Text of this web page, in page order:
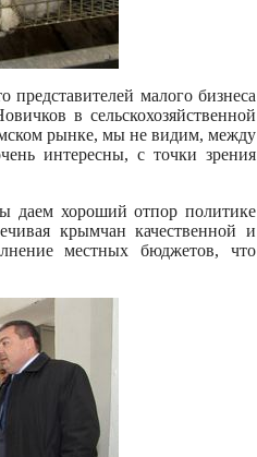
представителей малого бизнеса
в сельскохозяйственной
рынке, мы не видим, между
интересны, с точки зрения
даем хороший отпор политике
крымчан качественной и
местных бюджетов, что